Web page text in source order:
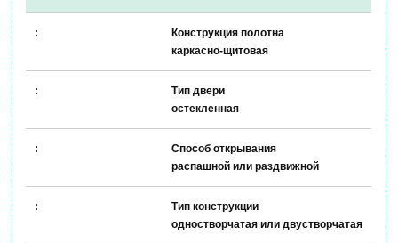
Конструкция полотна
каркасно-щитовая
Тип двери
остекленная
Способ открывания
распашной или раздвижной
Тип конструкции
одностворчатая или двустворчатая